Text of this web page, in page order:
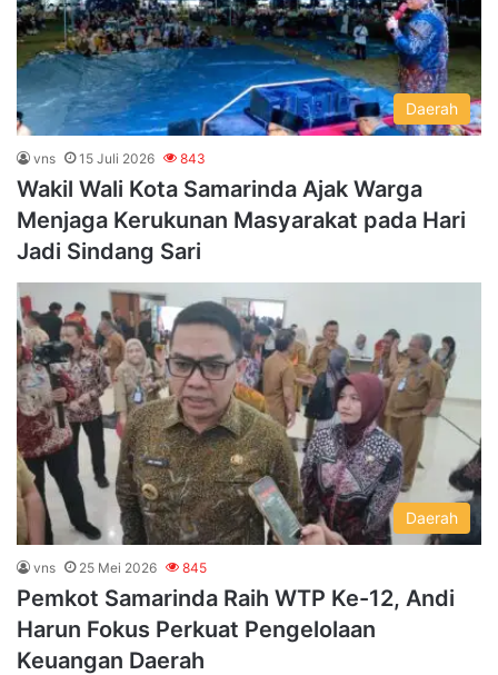
Daerah
vns 15 Juli 2026 843
Wakil Wali Kota Samarinda Ajak Warga
Menjaga Kerukunan Masyarakat pada Hari
Jadi Sindang Sari
Daerah
vns 25 Mei 2026 845
Pemkot Samarinda Raih WTP Ke-12, Andi
Harun Fokus Perkuat Pengelolaan
Keuangan Daerah